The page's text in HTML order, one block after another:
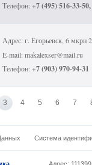
Телефон: +7 (495) 516-33-
Адрес: г. Егорьевск, 6 мкрн
E-mail: makalexser@mail.ru
Телефон:+7 (903) 970-94-31
3 4 5 6 7
Система